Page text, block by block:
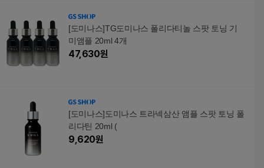
[도미나스]TG도미나스 폴리다티놀 스팟 토닝 기
미앰플 20ml 4개
47,630원
[도미나스]도미나스 트라넥삼산 앰플 스팟 토닝 폴
리다틴 20ml (
9,620원